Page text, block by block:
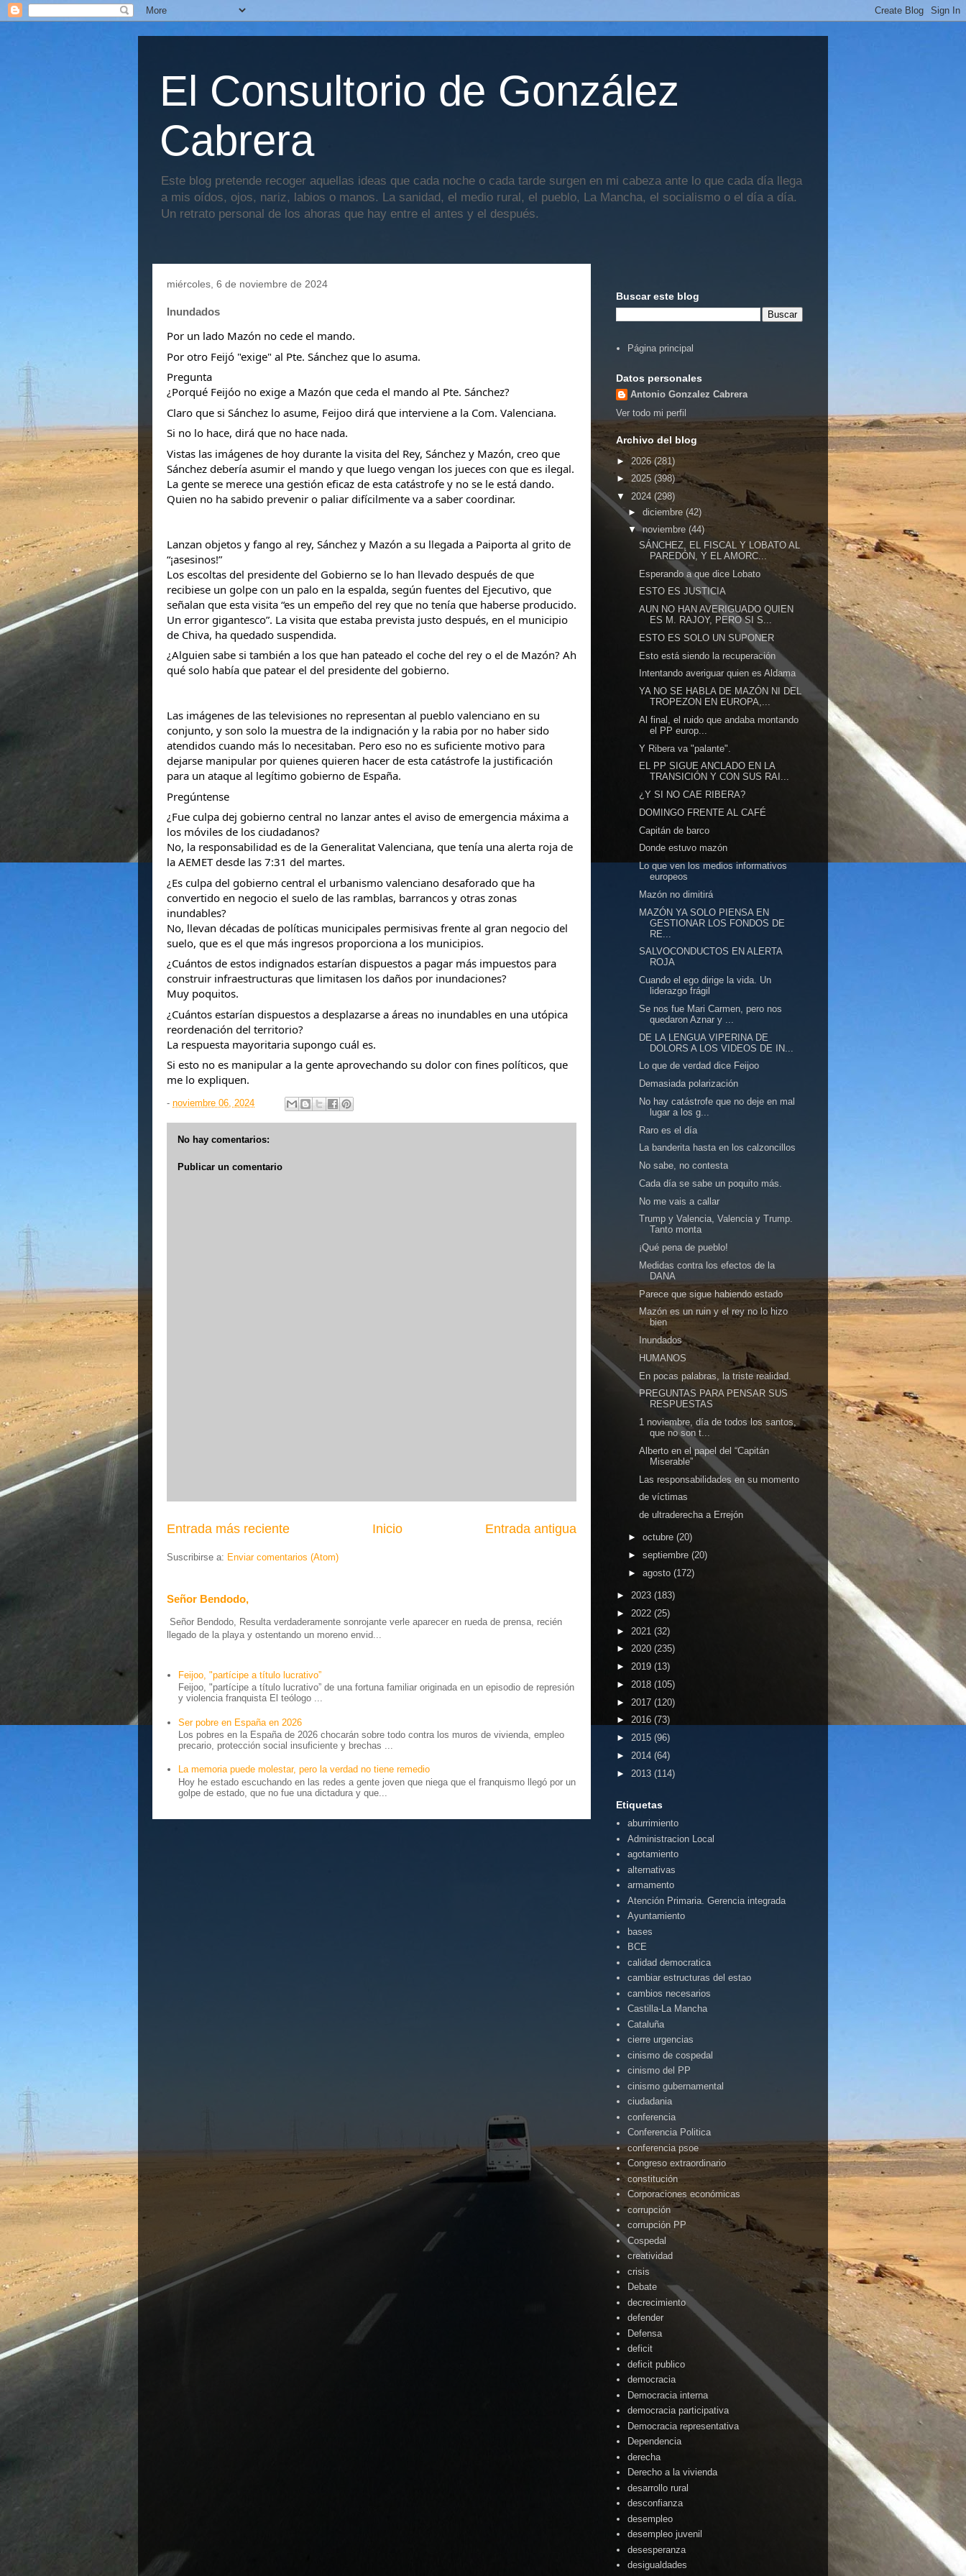
El Consultorio de González
Cabrera
Este blog pretende recoger aquellas ideas que cada noche o cada tarde surgen en mi cabeza ante lo que cada día llega
a mis oídos, ojos, nariz, labios o manos. La sanidad, el medio rural, el pueblo, La Mancha, el socialismo o el día a día.
Un retrato personal de los ahoras que hay entre el antes y el después.
miércoles, 6 de noviembre de 2024
Inundados
Por un lado Mazón no cede el mando.
Por otro Feijó "exige" al Pte. Sánchez que lo asuma.
Pregunta
¿Porqué Feijóo no exige a Mazón que ceda el mando al Pte. Sánchez?
Claro que si Sánchez lo asume, Feijoo dirá que interviene a la Com. Valenciana.
Si no lo hace, dirá que no hace nada.
Vistas las imágenes de hoy durante la visita del Rey, Sánchez y Mazón, creo que
Sánchez debería asumir el mando y que luego vengan los jueces con que es ilegal.
La gente se merece una gestión eficaz de esta catástrofe y no se le está dando.
Quien no ha sabido prevenir o paliar difícilmente va a saber coordinar.
Lanzan objetos y fango al rey, Sánchez y Mazón a su llegada a Paiporta al grito de
“¡asesinos!”
Los escoltas del presidente del Gobierno se lo han llevado después de que
recibiese un golpe con un palo en la espalda, según fuentes del Ejecutivo, que
señalan que esta visita “es un empeño del rey que no tenía que haberse producido.
Un error gigantesco”. La visita que estaba prevista justo después, en el municipio
de Chiva, ha quedado suspendida.
¿Alguien sabe si también a los que han pateado el coche del rey o el de Mazón? Ah
qué solo había que patear el del presidente del gobierno.
Las imágenes de las televisiones no representan al pueblo valenciano en su
conjunto, y son solo la muestra de la indignación y la rabia por no haber sido
atendidos cuando más lo necesitaban. Pero eso no es suficiente motivo para
dejarse manipular por quienes quieren hacer de esta catástrofe la justificación
para un ataque al legítimo gobierno de España.
Pregúntense
¿Fue culpa dej gobierno central no lanzar antes el aviso de emergencia máxima a
los móviles de los ciudadanos?
No, la responsabilidad es de la Generalitat Valenciana, que tenía una alerta roja de
la AEMET desde las 7:31 del martes.
¿Es culpa del gobierno central el urbanismo valenciano desaforado que ha
convertido en negocio el suelo de las ramblas, barrancos y otras zonas
inundables?
No, llevan décadas de políticas municipales permisivas frente al gran negocio del
suelo, que es el que más ingresos proporciona a los municipios.
¿Cuántos de estos indignados estarían dispuestos a pagar más impuestos para
construir infraestructuras que limitasen los daños por inundaciones?
Muy poquitos.
¿Cuántos estarían dispuestos a desplazarse a áreas no inundables en una utópica
reordenación del territorio?
La respuesta mayoritaria supongo cuál es.
Si esto no es manipular a la gente aprovechando su dolor con fines políticos, que
me lo expliquen.
- noviembre 06, 2024
No hay comentarios:
Publicar un comentario
Entrada más reciente Entrada antigua
Inicio
Suscribirse a: Enviar comentarios (Atom)
Señor Bendodo,
Señor Bendodo, Resulta verdaderamente sonrojante verle aparecer en rueda de prensa, recién
llegado de la playa y ostentando un moreno envid...
Feijoo, "partícipe a título lucrativo”
Feijoo, "partícipe a título lucrativo” de una fortuna familiar originada en un episodio de represión
y violencia franquista El teólogo ...
Ser pobre en España en 2026
Los pobres en la España de 2026 chocarán sobre todo contra los muros de vivienda, empleo
precario, protección social insuficiente y brechas ...
La memoria puede molestar, pero la verdad no tiene remedio
Hoy he estado escuchando en las redes a gente joven que niega que el franquismo llegó por un
golpe de estado, que no fue una dictadura y que...
Buscar este blog
Página principal
Datos personales
Antonio Gonzalez Cabrera
Ver todo mi perfil
Archivo del blog
► 2026 (281)
► 2025 (398)
▼ 2024 (298)
► diciembre (42)
▼noviembre (44)
SÁNCHEZ, EL FISCAL Y LOBATO AL
PAREDÓN, Y EL AMORC...
Esperando a que dice Lobato
ESTO ES JUSTICIA
AUN NO HAN AVERIGUADO QUIEN
ES M. RAJOY, PERO SI S...
ESTO ES SOLO UN SUPONER
Esto está siendo la recuperación
Intentando averiguar quien es Aldama
YA NO SE HABLA DE MAZÓN NI DEL
TROPEZON EN EUROPA,...
Al final, el ruido que andaba montando
el PP europ...
Y Ribera va "palante".
EL PP SIGUE ANCLADO EN LA
TRANSICIÓN Y CON SUS RAI...
¿Y SI NO CAE RIBERA?
DOMINGO FRENTE AL CAFÉ
Capitán de barco
Donde estuvo mazón
Lo que ven los medios informativos
europeos
Mazón no dimitirá
MAZÓN YA SOLO PIENSA EN
GESTIONAR LOS FONDOS DE
RE...
SALVOCONDUCTOS EN ALERTA
ROJA
Cuando el ego dirige la vida. Un
liderazgo frágil
Se nos fue Mari Carmen, pero nos
quedaron Aznar y ...
DE LA LENGUA VIPERINA DE
DOLORS A LOS VIDEOS DE IN...
Lo que de verdad dice Feijoo
Demasiada polarización
No hay catástrofe que no deje en mal
lugar a los g...
Raro es el día
La banderita hasta en los calzoncillos
No sabe, no contesta
Cada día se sabe un poquito más.
No me vais a callar
Trump y Valencia, Valencia y Trump.
Tanto monta
¡Qué pena de pueblo!
Medidas contra los efectos de la
DANA
Parece que sigue habiendo estado
Mazón es un ruin y el rey no lo hizo
bien
Inundados
HUMANOS
En pocas palabras, la triste realidad.
PREGUNTAS PARA PENSAR SUS
RESPUESTAS
1 noviembre, día de todos los santos,
que no son t...
Alberto en el papel del “Capitán
Miserable”
Las responsabilidades en su momento
de víctimas
de ultraderecha a Errejón
► octubre (20)
► septiembre (20)
► agosto (172)
► 2023 (183)
► 2022 (25)
► 2021 (32)
► 2020 (235)
► 2019 (13)
► 2018 (105)
► 2017 (120)
► 2016 (73)
► 2015 (96)
► 2014 (64)
► 2013 (114)
Etiquetas
aburrimiento
Administracion Local
agotamiento
alternativas
armamento
Atención Primaria. Gerencia integrada
Ayuntamiento
bases
BCE
calidad democratica
cambiar estructuras del estao
cambios necesarios
Castilla-La Mancha
Cataluña
cierre urgencias
cinismo de cospedal
cinismo del PP
cinismo gubernamental
ciudadania
conferencia
Conferencia Politica
conferencia psoe
Congreso extraordinario
constitución
Corporaciones económicas
corrupción
corrupción PP
Cospedal
creatividad
crisis
Debate
decrecimiento
defender
Defensa
deficit
deficit publico
democracia
Democracia interna
democracia participativa
Democracia representativa
Dependencia
derecha
Derecho a la vivienda
desarrollo rural
desconfianza
desempleo
desempleo juvenil
desesperanza
desigualdades